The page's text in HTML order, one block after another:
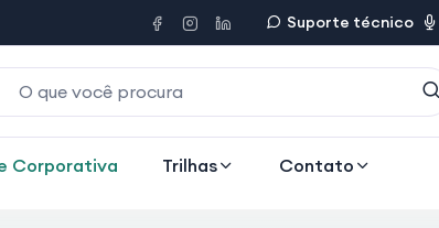
Suporte técnico
Corporativa Trilhas Contato